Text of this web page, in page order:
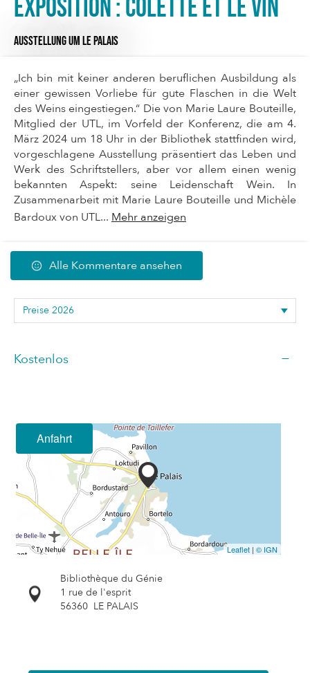
Exposition : Colette et le vin
AUSSTELLUNGUM LE PALAIS
„Ich bin mit keiner anderen beruflichen Ausbildung als
einer gewissen Vorliebe für gute Flaschen in die Welt
des Weins eingestiegen.“ Die von Marie Laure Bouteille,
Mitglied der UTL, im Vorfeld der Konferenz, die am 4.
März 2024 um 18 Uhr in der Bibliothek stattfinden wird,
vorgeschlagene Ausstellung präsentiert das Leben und
Werk des Schriftstellers, aber vor allem einen wenig
bekannten Aspekt: seine Leidenschaft Wein. In
Zusammenarbeit mit Marie Laure Bouteille und Michèle
Bardoux von UTL... Mehr anzeigen
Alle Kommentare ansehen
Kostenlos —
Anfahrt
Leaflet | © IGN
Bibliothèque du Génie
1 rue de l'esprit
56360 LE PALAIS